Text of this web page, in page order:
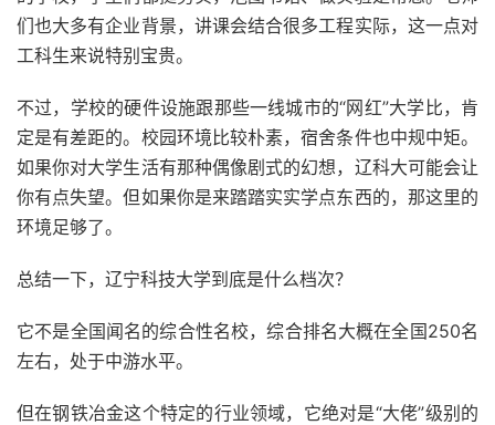
们也大多有企业背景，讲课会结合很多工程实际，这一点对
工科生来说特别宝贵。
不过，学校的硬件设施跟那些一线城市的“网红”大学比，肯
定是有差距的。校园环境比较朴素，宿舍条件也中规中矩。
如果你对大学生活有那种偶像剧式的幻想，辽科大可能会让
你有点失望。但如果你是来踏踏实实学点东西的，那这里的
环境足够了。
总结一下，辽宁科技大学到底是什么档次？
它不是全国闻名的综合性名校，综合排名大概在全国250名
左右，处于中游水平。
但在钢铁冶金这个特定的行业领域，它绝对是“大佬”级别的